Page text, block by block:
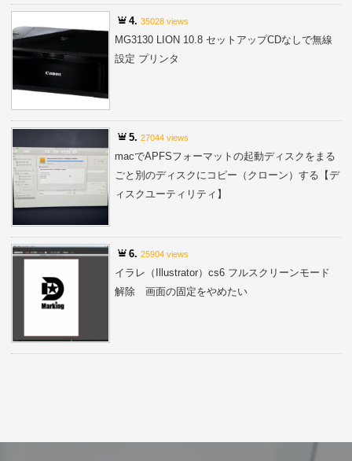
4.35028 views
MG3130 LION 10.8 セットアップCDなしで無線
設定 プリンタ
5.27044 views
macでAPFSフォーマットの起動ディスクをまる
ごと別のディスクにコピー（クローン）する【デ
ィスクユーティリティ】
6.25904 views
イラレ（Illustrator）cs6 フルスクリーンモード
解除 画面の固定をやめたい